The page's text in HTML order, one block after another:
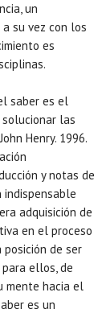
un
su vez con los
es
saber es el
las
John Henry. 1996.
y notas de
indispensable
adquisición de
en el proceso
de ser
ellos, de
mente hacia el
es un